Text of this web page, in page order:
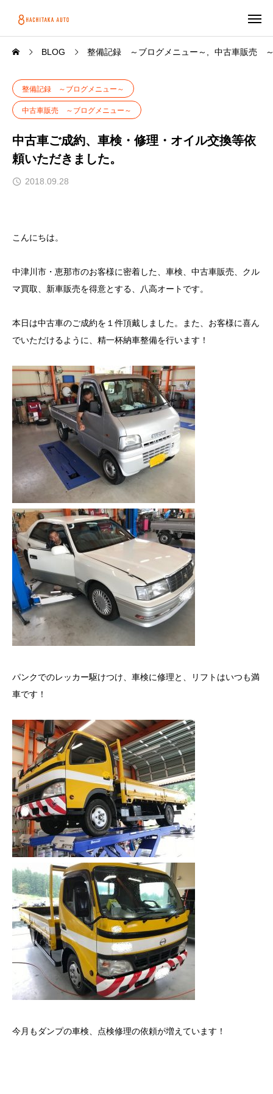
BLOG 整備記録 ～ブログメニュー～ 中古車販売
整備記録 ～ブログメニュー～
中古車販売 ～ブログメニュー～
中古車ご成約、車検・修理・オイル交換等依
頼いただきました。
2018.09.28
こんにちは。
中津川市・恵那市のお客様に密着した、車検、中古車販売、クル
マ買取、新車販売を得意とする、八高オートです。
本日は中古車のご成約を１件頂戴しました。また、お客様に喜ん
でいただけるように、精一杯納車整備を行います！
パンクでのレッカー駆けつけ、車検に修理と、リフトはいつも満
車です！
今月もダンプの車検、点検修理の依頼が増えています！